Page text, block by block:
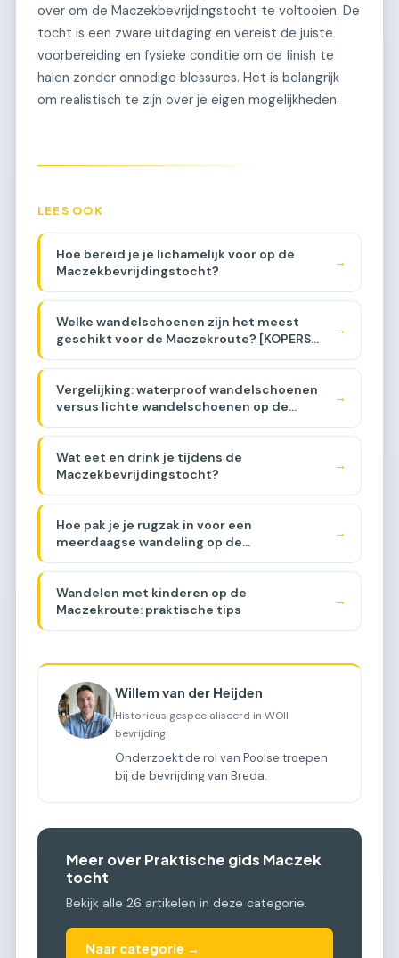
over om de Maczekbevrijdingstocht te voltooien. De
tocht is een zware uitdaging en vereist de juiste
voorbereiding en fysieke conditie om de finish te
halen zonder onnodige blessures. Het is belangrijk
om realistisch te zijn over je eigen mogelijkheden.
LEES OOK
Hoe bereid je je lichamelijk voor op de
Maczekbevrijdingstocht?
→
Welke wandelschoenen zijn het meest
geschikt voor de Maczekroute? [KOPERS
GIDS]
→
Vergelijking: waterproof wandelschoenen
versus lichte wandelschoenen op de
Maczekroute [VERGELIJKING]
→
Wat eet en drink je tijdens de
Maczekbevrijdingstocht?
→
Hoe pak je je rugzak in voor een
meerdaagse wandeling op de
Maczekroute?
→
Wandelen met kinderen op de
Maczekroute: praktische tips
→
Willem van der Heijden
Historicus gespecialiseerd in WOII
bevrijding
Onderzoekt de rol van Poolse troepen
bij de bevrijding van Breda.
Meer over Praktische gids Maczek
tocht
Bekijk alle 26 artikelen in deze categorie.
Naar categorie →